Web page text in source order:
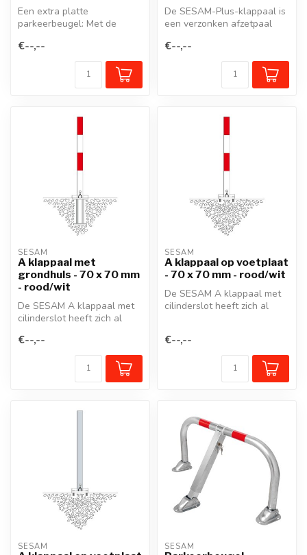
Een extra platte
parkeerbeugel: Met de
klappaal/parkeerbeug...
€--,--
De SESAM-Plus-klappaal is
een verzonken afzetpaal
volle...
€--,--
SESAM
A klappaal met
grondhuls - 70 x 70 mm
- rood/wit
De SESAM A klappaal met
cilinderslot heeft zich al
voor he...
€--,--
SESAM
A klappaal op voetplaat
- 70 x 70 mm - rood/wit
De SESAM A klappaal met
cilinderslot heeft zich al
€--,--
SESAM SESAM